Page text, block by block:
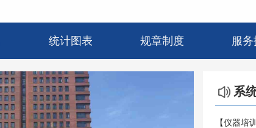
统计图表 规章制度 服
系
【仪器培